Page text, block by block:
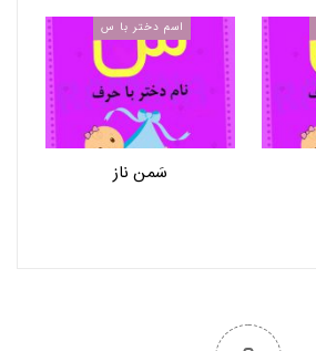
اسم دختر با س
سَمن ناز